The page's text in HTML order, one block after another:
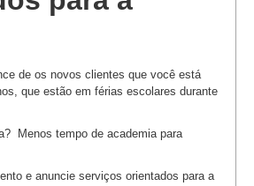
de os novos clientes que você está
que estão em férias escolares durante
Menos tempo de academia para
e anuncie serviços orientados para a